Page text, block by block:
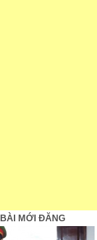
BÀI MỚI ĐĂNG